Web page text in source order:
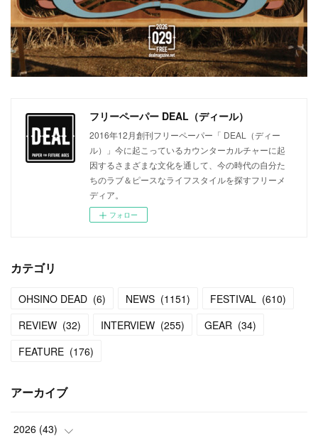
フリーペーパー DEAL（ディール）
2016年12月創刊フリーペーパー「 DEAL（ディー
ル）」今に起こっているカウンターカルチャーに起
因するさまざまな文化を通して、今の時代の自分た
ちのラブ＆ピースなライフスタイルを探すフリーメ
ディア。
フォロー
カテゴリ
OHSINO DEAD (6) NEWS (1151) FESTIVAL (610)
REVIEW (32) INTERVIEW (255) GEAR (34)
FEATURE (176)
アーカイブ
2026 (43)